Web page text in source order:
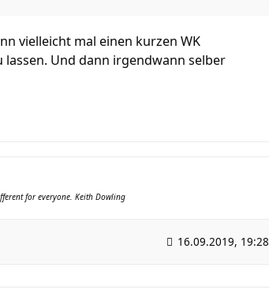
vielleicht mal einen kurzen WK
Und dann irgendwann selber
for everyone. Keith Dowling
16.09.2019, 19:28